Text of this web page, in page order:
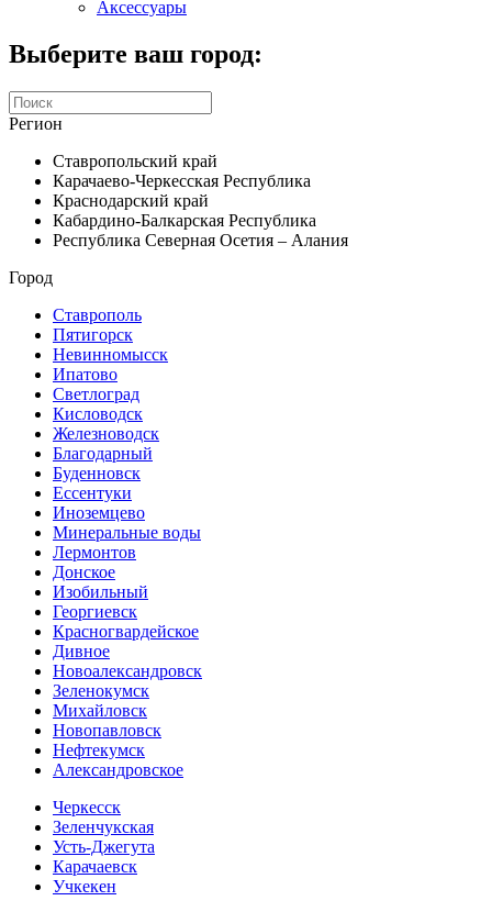
Аксессуары
Выберите ваш город:
Регион
Ставропольский край
Карачаево-Черкесская Республика
Краснодарский край
Кабардино-Балкарская Республика
Республика Северная Осетия – Алания
Город
Ставрополь
Пятигорск
Невинномысск
Ипатово
Светлоград
Кисловодск
Железноводск
Благодарный
Буденновск
Ессентуки
Иноземцево
Минеральные воды
Лермонтов
Донское
Изобильный
Георгиевск
Красногвардейское
Дивное
Новоалександровск
Зеленокумск
Михайловск
Новопавловск
Нефтекумск
Александровское
Черкесск
Зеленчукская
Усть-Джегута
Карачаевск
Учкекен